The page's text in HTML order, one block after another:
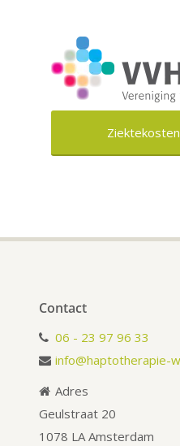
Contact
06 - 23 97 96 33
info@haptotherapie-
Adres
Geulstraat 20
1078 LA Amsterdam